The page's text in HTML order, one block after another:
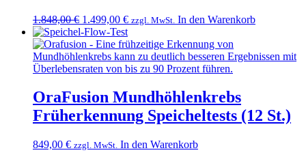
1.848,00€ Ursprünglicher
Preis
war:
1.848,00 €
1.499,00 €Aktueller
ist:
1.499,00 €.
zzgl. MwSt. In den Warenkorb
OraFusion Mundhöhlenkrebs
Früherkennung Speicheltests (12 St.)
849,00 € zzgl. MwSt. In den Warenkorb